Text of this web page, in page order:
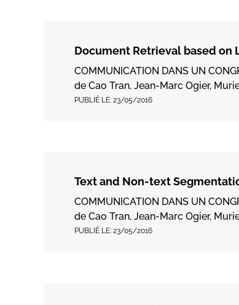
Document Retrieval based on
COMMUNICATION DANS UN
de Cao Tran, Jean-Marc Ogier,
PUBLIÉ LE: 23/05/2016
Text and Non-text
COMMUNICATION DANS UN
de Cao Tran, Jean-Marc Ogier,
PUBLIÉ LE: 23/05/2016